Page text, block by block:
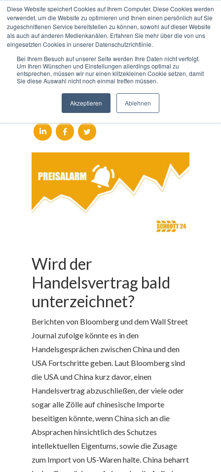
Diese Website speichert Cookies auf Ihrem Computer. Diese Cookies werden
verwendet, um die Website zu optimieren und Ihnen einen persönlich auf Sie
zugeschnittenen Service bereitstellen zu können, sowohl auf dieser Website
als auch auf anderen Medienkanälen. Erfahren Sie mehr über die von uns
eingesetzten Cookies in unserer Datenschutzrichtlinie.
Bei Ihrem Besuch auf unserer Seite werden Ihre Daten nicht verfolgt.
Um Ihren Wünschen und Einstellungen allerdings optimal zu
entsprechen, müssen wir nur einen klitzekleinen Cookie setzen, damit
Sie diese Auswahl nicht noch einmal treffen müssen.
Akzeptieren Ablehnen
Wird der Handelsvertrag
bald unterzeichnet?
Gefällt Ihnen dieser Artikel?
Teilen Sie den Blog ganz
einfach!
Wird der
Handelsvertrag bald
unterzeichnet?
Berichten von Bloomberg und dem Wall Street
Journal zufolge könnte es in den
Handelsgesprächen zwischen China und den
USA Fortschritte geben. Laut Bloomberg sind
die USA und China kurz davor, einen
Handelsvertrag abzuschließen, der viele oder
sogar alle Zölle auf chinesische Importe
beseitigen könnte, wenn China sich an die
Absprachen hinsichtlich des Schutzes
intellektuellen Eigentums, sowie die Zusage
zum Import von US-Waren halte. China beharrt